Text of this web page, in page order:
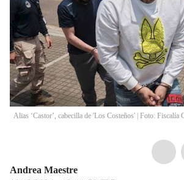
Alias ‘Castor’, cabecilla de 'Los Costeños' | Foto: Fiscalía
Andrea Maestre